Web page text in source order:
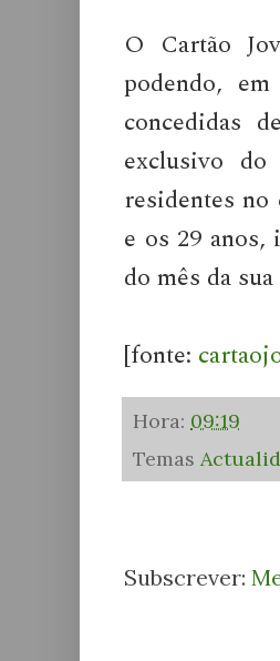
O Cartão
podendo,
concedidas
exclusivo
residentes no
e os 29
do mês da
[fonte:
Hora: 09:19
Temas
Subscrever: